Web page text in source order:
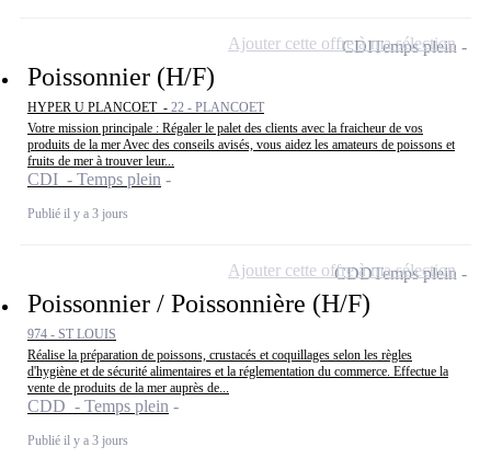
Poissonnier (H/F)
HYPER U PLANCOET - 22 - PLANCOET
Votre mission principale : Régaler le palet des clients avec la fraicheur de vos
produits de la mer Avec des conseils avisés, vous aidez les amateurs de poissons et
fruits de mer à trouver leur...
CDI - Temps plein
Publié il y a 3 jours
CDITemps plein
Ajouter cette offre à ma sélection
Poissonnier / Poissonnière (H/F)
974 - ST LOUIS
Réalise la préparation de poissons, crustacés et coquillages selon les règles
d'hygiène et de sécurité alimentaires et la réglementation du commerce. Effectue la
vente de produits de la mer auprès de...
CDD - Temps plein
Publié il y a 3 jours
CDDTemps plein
Ajouter cette offre à ma sélection